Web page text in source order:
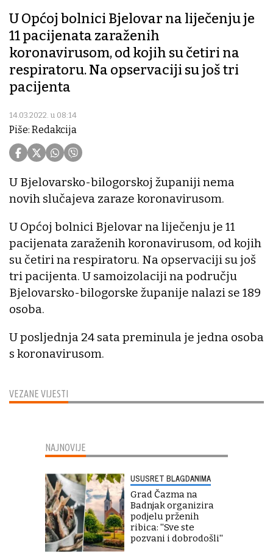
U Općoj bolnici Bjelovar na liječenju je
11 pacijenata zaraženih
koronavirusom, od kojih su četiri na
respiratoru. Na opservaciji su još tri
pacijenta
14.03.2022. u 08:14
Piše: Redakcija
VEZANE VIJESTI
U Bjelovarsko-bilogorskoj županiji nema
novih slučajeva zaraze koronavirusom.
U Općoj bolnici Bjelovar na liječenju je 11
pacijenata zaraženih koronavirusom, od kojih
su četiri na respiratoru. Na opservaciji su još
tri pacijenta. U samoizolaciji na području
Bjelovarsko-bilogorske županije nalazi se 189
osoba.
U posljednja 24 sata preminula je jedna osoba
s koronavirusom.
NAJNOVIJE
USUSRET BLAGDANIMA
Grad Čazma na
Badnjak organizira
podjelu prženih
ribica: ''Sve ste
pozvani i dobrodošli''